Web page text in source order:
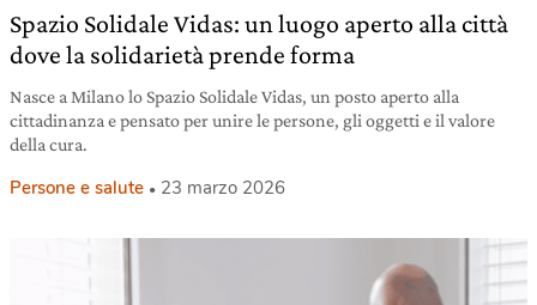
Spazio Solidale Vidas: un luogo aperto alla città
dove la solidarietà prende forma
Nasce a Milano lo Spazio Solidale Vidas, un posto aperto alla
cittadinanza e pensato per unire le persone, gli oggetti e il valore
della cura.
Persone e salute 23 marzo 2026